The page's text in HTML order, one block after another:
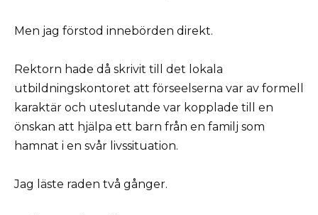
Men jag förstod innebörden direkt.
Rektorn hade då skrivit till det lokala
utbildningskontoret att förseelserna var av formell
karaktär och uteslutande var kopplade till en
önskan att hjälpa ett barn från en familj som
hamnat i en svår livssituation.
Jag läste raden två gånger.